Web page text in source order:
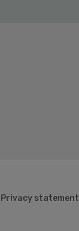
Privacy statement